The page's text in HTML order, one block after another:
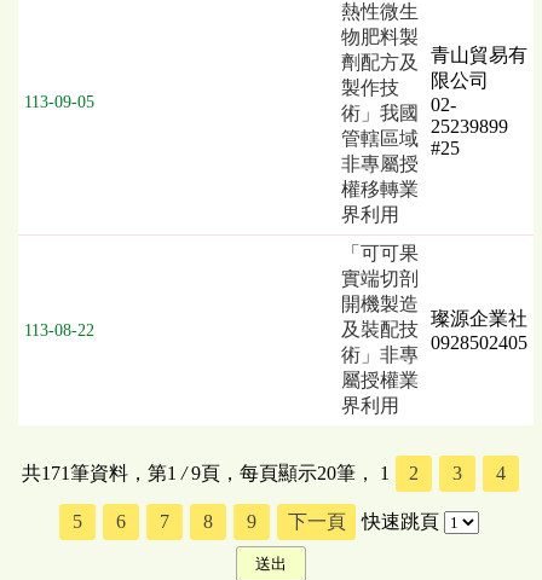
113-09-05
熱性微生
物肥料製
劑配方及
製作技
術」我國
管轄區域
非專屬授
權移轉業
界利用
青山貿易有
限公司
02-
25239899
#25
113-08-22
「可可果
實端切剖
開機製造
及裝配技
術」非專
屬授權業
界利用
璨源企業社
0928502405
共171筆資料，第1 /9頁，每頁顯示20筆， 1 2 3 4
5 6 7 8 9 下一頁 快速跳頁